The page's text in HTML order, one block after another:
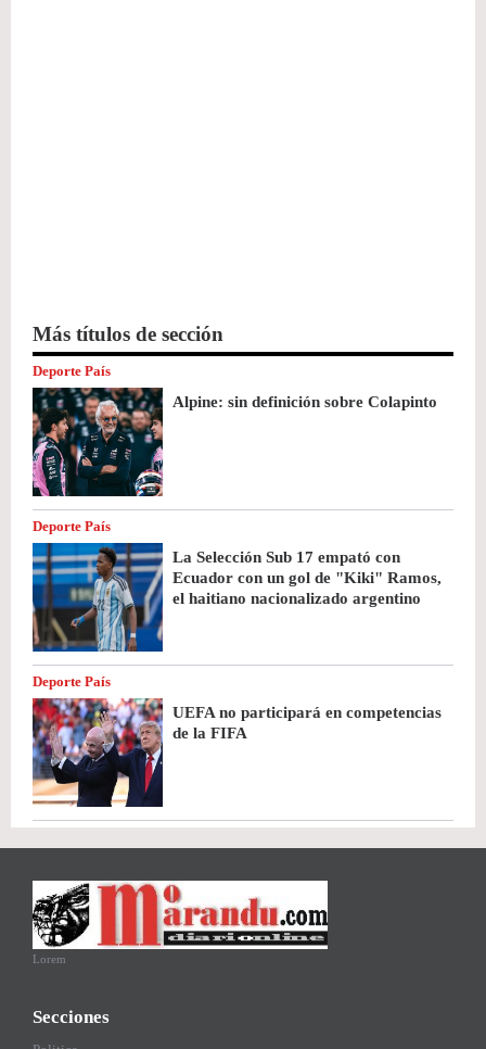
Más títulos de sección
Deporte País
Alpine: sin definición sobre Colapinto
Deporte País
La Selección Sub 17 empató con
Ecuador con un gol de "Kiki" Ramos,
el haitiano nacionalizado argentino
Deporte País
UEFA no participará en competencias
de la FIFA
Lorem
Secciones